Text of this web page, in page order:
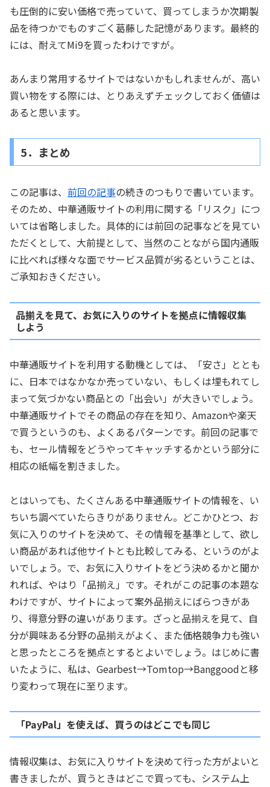
も圧倒的に安い価格で売っていて、買ってしまうか次期製
品を待つかでものすごく葛藤した記憶があります。最終的
には、耐えてMi9を買ったわけですが。
あんまり常用するサイトではないかもしれませんが、高い
買い物をする際には、とりあえずチェックしておく価値は
あると思います。
5．まとめ
この記事は、 前回の記事の続きのつもりで書いています。
そのため、中華通販サイトの利用に関する「リスク」につ
いては省略しました。具体的には前回の記事などを見てい
ただくとして、大前提として、当然のことながら国内通販
に比べれば様々な面でサービス品質が劣るということは、
ご承知おきください。
品揃えを見て、お気に入りのサイトを拠点に情報収集
しよう
中華通販サイトを利用する動機としては、「安さ」ととも
に、日本ではなかなか売っていない、もしくは埋もれてし
まって気づかない商品との「出会い」が大きいでしょう。
中華通販サイトでその商品の存在を知り、Amazonや楽天
で買うというのも、よくあるパターンです。前回の記事で
も、セール情報をどうやってキャッチするかという部分に
相応の紙幅を割きました。
とはいっても、たくさんある中華通販サイトの情報を、い
ちいち調べていたらきりがありません。どこかひとつ、お
気に入りのサイトを決めて、その情報を基準として、欲し
い商品があれば他サイトとも比較してみる、というのがよ
いでしょう。で、お気に入りサイトをどう決めるかと聞か
れれば、やはり「品揃え」です。それがこの記事の本題な
わけですが、サイトによって案外品揃えにばらつきがあ
り、得意分野の違いがあります。ざっと品揃えを見て、自
分が興味ある分野の品揃えがよく、また価格競争力も強い
と思ったところを拠点とするとよいでしょう。はじめに書
いたように、私は、Gearbest→Tomtop→Banggoodと移
り変わって現在に至ります。
「PayPal」を使えば、買うのはどこでも同じ
情報収集は、お気に入りサイトを決めて行った方がよいと
書きましたが、買うときはどこで買っても、システム上